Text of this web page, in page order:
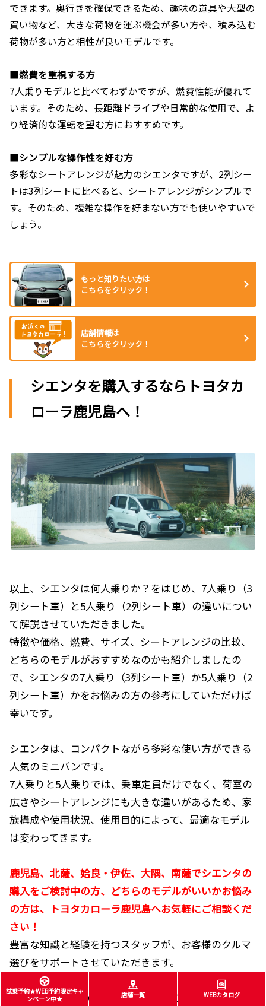
できます。奥行きを確保できるため、趣味の道具や大型の
買い物など、大きな荷物を運ぶ機会が多い方や、積み込む
荷物が多い方と相性が良いモデルです。
■燃費を重視する方
7人乗りモデルと比べてわずかですが、燃費性能が優れて
います。そのため、長距離ドライブや日常的な使用で、よ
り経済的な運転を望む方におすすめです。
■シンプルな操作性を好む方
多彩なシートアレンジが魅力のシエンタですが、2列シー
トは3列シートに比べると、シートアレンジがシンプルで
す。そのため、複雑な操作を好まない方でも使いやすいで
しょう。
もっと知りたい方は
こちらをクリック！
店舗情報は
こちらをクリック！
シエンタを購入するならトヨタカ
ローラ鹿児島へ！
以上、シエンタは何人乗りか？をはじめ、7人乗り（3
列シート車）と5人乗り（2列シート車）の違いについ
て解説させていただきました。
特徴や価格、燃費、サイズ、シートアレンジの比較、
どちらのモデルがおすすめなのかも紹介しましたの
で、シエンタの7人乗り（3列シート車）か5人乗り（2
列シート車）かをお悩みの方の参考にしていただけば
幸いです。
シエンタは、コンパクトながら多彩な使い方ができる
人気のミニバンです。
7人乗りと5人乗りでは、乗車定員だけでなく、荷室の
広さやシートアレンジにも大きな違いがあるため、家
族構成や使用状況、使用目的によって、最適なモデル
は変わってきます。
鹿児島、北薩、姶良・伊佐、大隅、南薩でシエンタの
購入をご検討中の方、どちらのモデルがいいかお悩み
の方は、トヨタカローラ鹿児島へお気軽にご相談くだ
さい！
豊富な知識と経験を持つスタッフが、お客様のクルマ
選びをサポートさせていただきます。
なお、シエンタの各種相談をご希望の方は「商談予
試乗予約★WEB予約限定キャ
ンペーン中★
店舗一覧 WEBカタログ